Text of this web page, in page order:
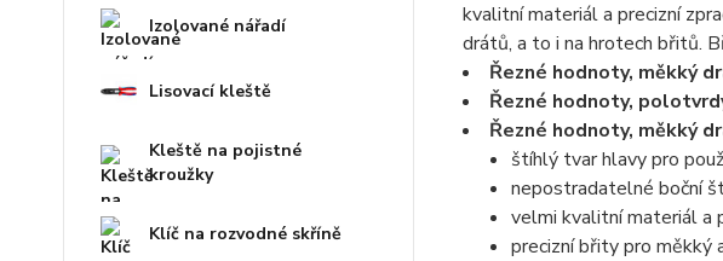
Izolované nářadí
Lisovací kleště
Kleště na pojistné
kroužky
Klíč na rozvodné skříně
kvalitní materiál a precizní
drátů, a to i na hrotech břitů.
Řezné hodnoty, měkký
Řezné hodnoty,
Řezné hodnoty, měkký
štíhlý tvar hlavy pro
nepostradatelné boční
velmi kvalitní materiál a
precizní břity pro měkký